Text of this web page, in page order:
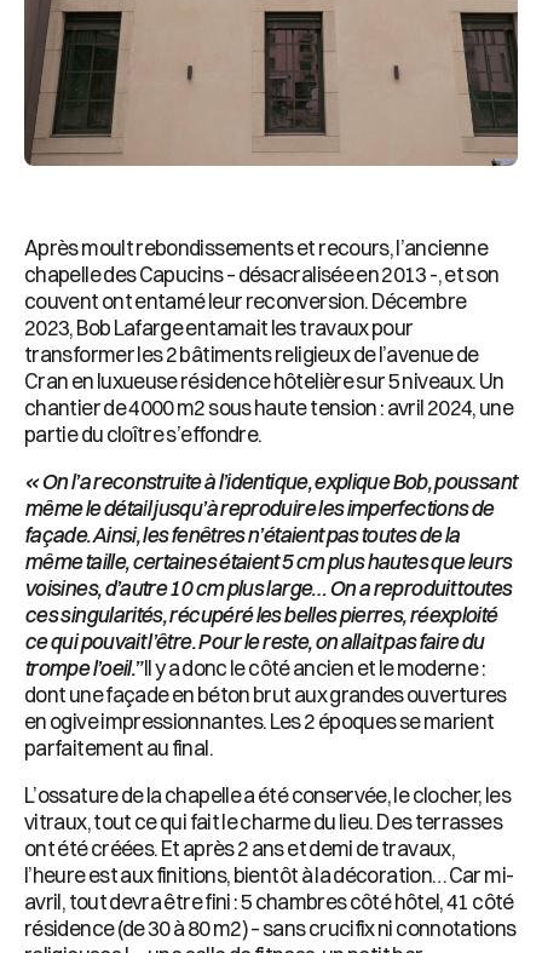
Après moult rebondissements et recours, l’ancienne
chapelle des Capucins – désacralisée en 2013 -, et son
couvent ont entamé leur reconversion. Décembre
2023, Bob Lafarge entamait les travaux pour
transformer les 2 bâtiments religieux de l’avenue de
Cran en luxueuse résidence hôtelière sur 5 niveaux. Un
chantier de 4000 m2sous haute tension : avril 2024, une
partie du cloître s’effondre.
« On l’a reconstruite à l’identique, explique Bob,poussant
même le détail jusqu’à reproduire les imperfectionsde
façade. Ainsi, les fenêtres n’étaient pas toutes dela
même taille, certaines étaient 5 cm plus hautes que leurs
voisines, d’autre 10 cm plus large… On a reproduit toutes
ces singularités, récupéré les belles pierres, réexploité
cequi pouvait l’être. Pour le reste, on allait pas faire du
trompel’oeil.”Il y a donc le côté ancien et le moderne :
dont une façade en béton brut aux grandes ouvertures
en ogive impressionnantes. Les 2 époques se marient
parfaitement au final.
L’ossature de la chapelle a été conservée, le clocher, les
vitraux, tout ce qui fait le charme du lieu. Des terrasses
ont été créées. Et après 2 ans et demi de travaux,
l’heure est aux finitions, bientôt à la décoration… Car mi-
avril, tout devra être fini : 5 chambres côté hôtel, 41 côté
résidence (de 30 à 80 m2) – sans crucifix ni connotations